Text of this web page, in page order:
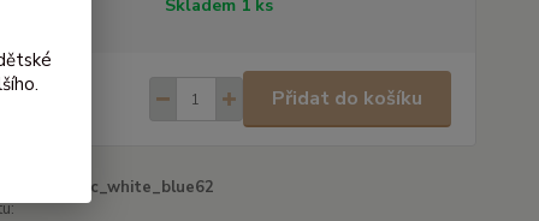
Skladem 1 ks
Kč Přidat do košíku
iolio_punc_white_blue62